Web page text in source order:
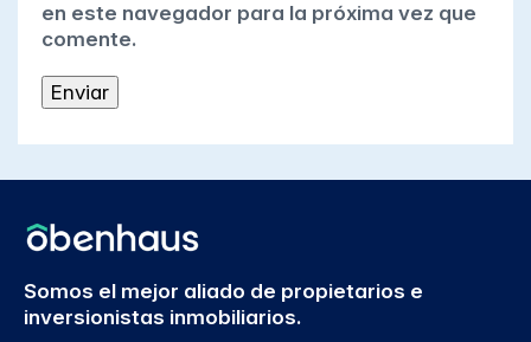
en este navegador para la próxima vez que
comente.
Somos el mejor aliado de propietarios e
inversionistas inmobiliarios.